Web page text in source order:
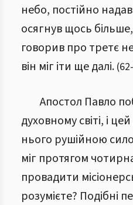
небо, постійно
осягнув щось
говорив про третє
він міг іти ще далі. (62-
Апостол Павло
духовному світі, і
нього рушійною
міг протягом
провадити
розумієте? Подібні